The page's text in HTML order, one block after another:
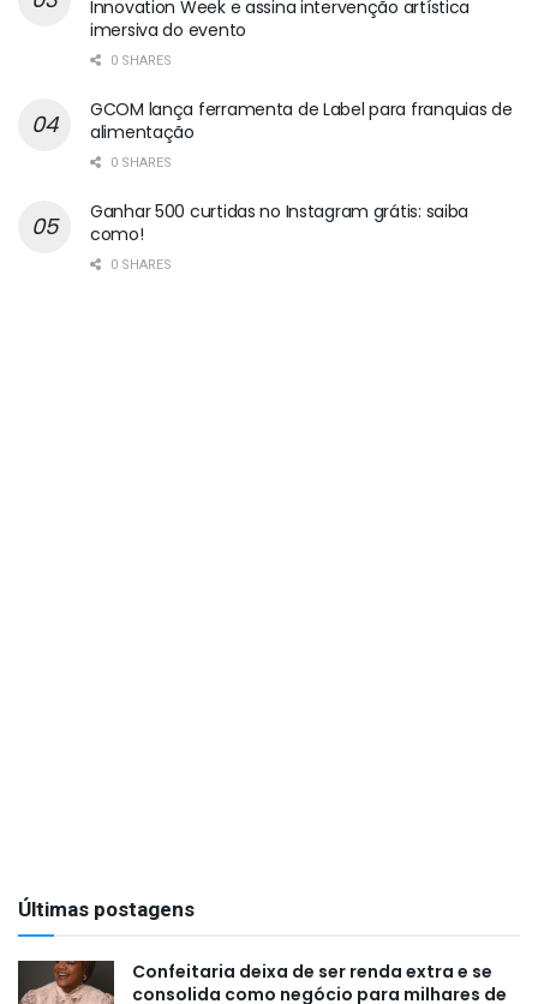
Innovation Week e assina intervenção artística
imersiva do evento
0 SHARES
GCOM lança ferramenta de Label para franquias de
alimentação
0 SHARES
Ganhar 500 curtidas no Instagram grátis: saiba
como!
0 SHARES
Últimas postagens
Confeitaria deixa de ser renda extra e se
consolida como negócio para milhares de